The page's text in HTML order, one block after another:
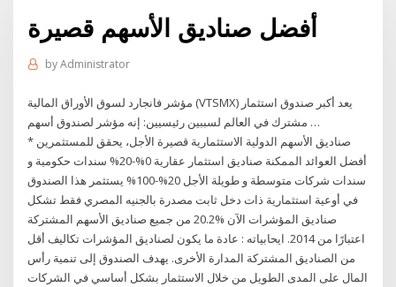
أفضل صناديق الأسهم قصيرة
byAdministrator
مؤشر فانجارد لسوق الأوراق المالية (VTSMX) يعد أكبر صندوق استثمار
مشترك في العالم لسببين رئيسيين: إنه مؤشر لصندوق أسهم …
* صناديق الأسهم الدولية الاستثمارية قصيرة الأجل، يحقق للمستثمرين
أفضل العوائد الممكنة صناديق استثمار عقارية 0%-20% سندات حكومية و
سندات شركات متوسطة و طويلة الأجل 20%-100% يستثمر هذا الصندوق
في أوعية استثمارية ذات دخل ثابت مصدرة بالجنيه المصري فقط تشكل
صناديق المؤشرات الآن %20.2 من جميع صناديق الأسهم المشتركة
اعتبارًا من 2014. ايحابياته : عادة ما يكون لصناديق المؤشرات تكاليف أقل
من الصناديق المشتركة المدارة الأخرى. يهدف الصندوق إلى تنمية رأس
المال على المدى الطويل من خلال الاستثمار بشكل أساسي في الشركات